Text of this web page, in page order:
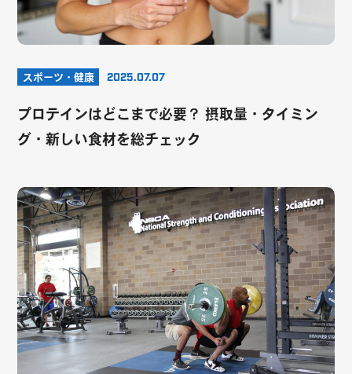
スポーツ・健康 2025.07.07
プロテインはどこまで必要？ 摂取量・タイミン
グ・新しい食材を総チェック